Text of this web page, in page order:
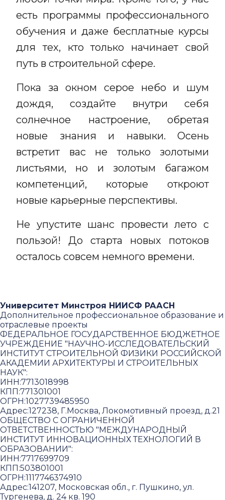
есть программы профессионального
обучения и даже бесплатные курсы
для тех, кто только начинает свой
путь в строительной сфере.
Пока за окном серое небо и шум
дождя, создайте внутри себя
солнечное настроение, обретая
новые знания и навыки. Осень
встретит вас не только золотыми
листьями, но и золотым багажом
компетенций, которые откроют
новые карьерные перспективы.
Не упустите шанс провести лето с
пользой! До старта новых потоков
осталось совсем немного времени.
Университет Минстроя НИИСФ РААСН
Дополнительное профессиональное образование и
отраслевые проекты
ФЕДЕРАЛЬНОЕ ГОСУДАРСТВЕННОЕ БЮДЖЕТНОЕ
УЧРЕЖДЕНИЕ "НАУЧНО-ИССЛЕДОВАТЕЛЬСКИЙ
ИНСТИТУТ СТРОИТЕЛЬНОЙ ФИЗИКИ РОССИЙСКОЙ
АКАДЕМИИ АРХИТЕКТУРЫ И СТРОИТЕЛЬНЫХ
НАУК":
ИНН:7713018998
КПП:771301001
ОГРН:1027739485950
Адрес:127238, Г.Москва, Локомотивный проезд, д.21
ОБЩЕСТВО С ОГРАНИЧЕННОЙ
ОТВЕТСТВЕННОСТЬЮ "МЕЖДУНАРОДНЫЙ
ИНСТИТУТ ИННОВАЦИОННЫХ ТЕХНОЛОГИЙ В
ОБРАЗОВАНИИ":
ИНН:7717699709
КПП:503801001
ОГРН:1117746374910
Адрес:141207, Московская обл., г. Пушкино, ул.
Тургенева, д. 24 кв. 190